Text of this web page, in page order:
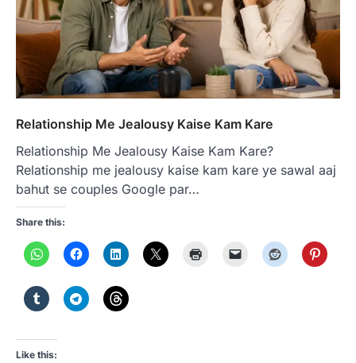
Relationship Me Jealousy Kaise Kam Kare
Relationship Me Jealousy Kaise Kam Kare?
Relationship me jealousy kaise kam kare ye sawal aaj
bahut se couples Google par…
Share this:
Like this: